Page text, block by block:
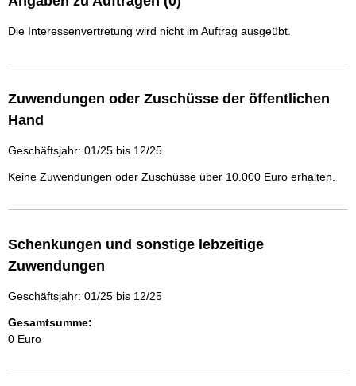
Die Interessenvertretung wird nicht im Auftrag ausgeübt.
Zuwendungen oder Zuschüsse der öffentlichen
Hand
Geschäftsjahr: 01/25 bis 12/25
Keine Zuwendungen oder Zuschüsse über 10.000 Euro erhalten.
Schenkungen und sonstige lebzeitige
Zuwendungen
Geschäftsjahr: 01/25 bis 12/25
Gesamtsumme:
0 Euro